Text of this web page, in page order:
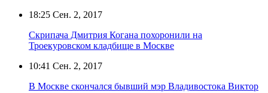
18:25 Сен. 2, 2017
Скрипача Дмитрия Когана похоронили на
Троекуровском кладбище в Москве
10:41 Сен. 2, 2017
В Москве скончался бывший мэр Владивостока Виктор